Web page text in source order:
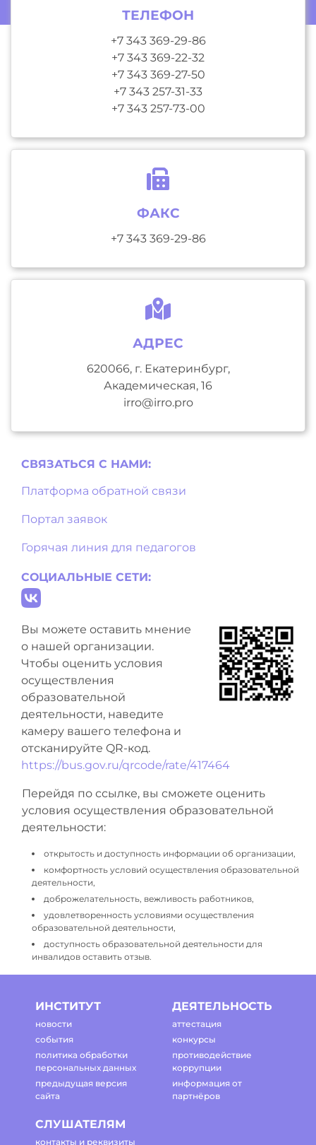
ТЕЛЕФОН
+7 343 369-29-86
+7 343 369-22-32
+7 343 369-27-50
+7 343 257-31-33
+7 343 257-73-00
ФАКС
+7 343 369-29-86
АДРЕС
620066, г. Екатеринбург,
Академическая, 16
irro@irro.pro
СВЯЗАТЬСЯ С НAМИ:
Платформа обратной связи
Портал заявок
Горячая линия для педагогов
СОЦИАЛЬНЫЕ СЕТИ:
Вы можете оставить мнение
о нашей организации.
Чтобы оценить условия
осуществления
образовательной
деятельности, наведите
камеру вашего телефона и
отсканируйте QR-код.
https://bus.gov.ru/qrcode/rate/417464
Перейдя по ссылке, вы сможете оценить
условия осуществления образовательной
деятельности:
открытость и доступность информации об организации,
комфортность условий осуществления образовательной
деятельности,
доброжелательность, вежливость работников,
удовлетворенность условиями осуществления
образовательной деятельности,
доступность образовательной деятельности для
инвалидов оставить отзыв.
ИНСТИТУТ
новости
события
политика обработки
персональных данных
предыдущая версия
сайта
ДЕЯТЕЛЬНОСТЬ
аттестация
конкурсы
противодействие
коррупции
информация от
партнёров
СЛУШАТЕЛЯМ
контакты и реквизиты